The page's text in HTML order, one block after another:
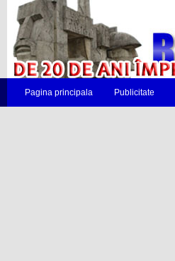
Pagina principala Publicitate